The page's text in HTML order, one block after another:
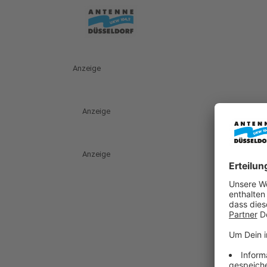
Anzeige
Anzeige
Anzeige